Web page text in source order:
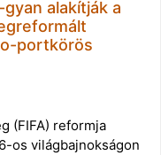
alakítják a
portkörös
(FIFA) reformja
os világbajnokságon